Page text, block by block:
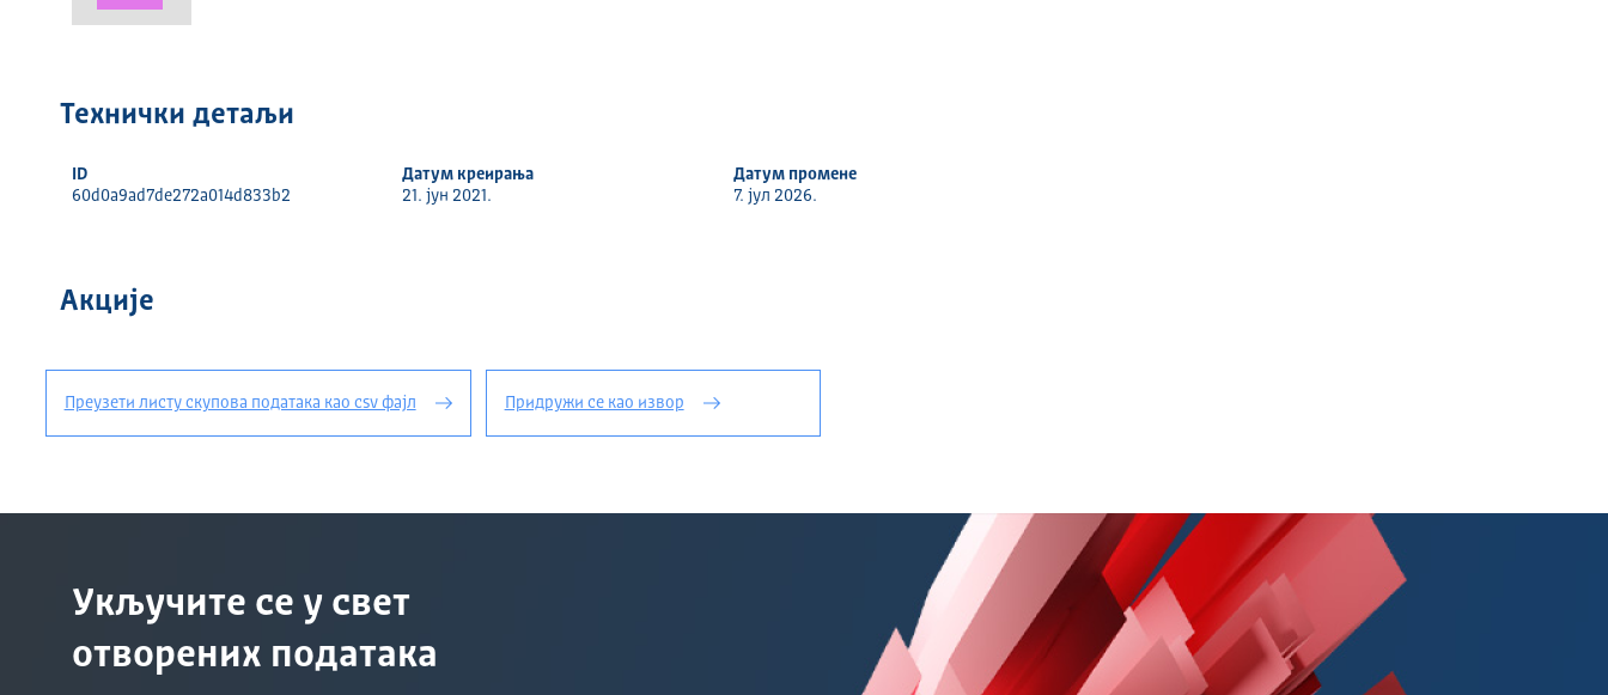
Технички детаљи
ID
60d0a9ad7de272a014d833b2
Датум креирања
21. јун 2021.
Датум промене
7. јул 2026.
Акције
Преузети листу скупова података као csv фајл Придружи се као извор
Укључите се у свет
отворених података